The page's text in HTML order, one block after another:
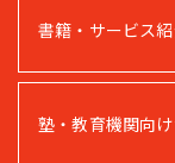
書籍・サービス
塾・教育機関向